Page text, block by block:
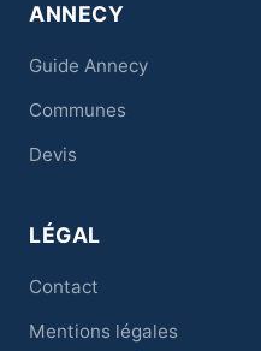
ANNECY
Guide Annecy
Communes
Devis
LÉGAL
Contact
Mentions légales